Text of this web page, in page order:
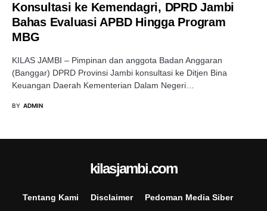
Konsultasi ke Kemendagri, DPRD Jambi
Bahas Evaluasi APBD Hingga Program
MBG
KILAS JAMBI – Pimpinan dan anggota Badan Anggaran
(Banggar) DPRD Provinsi Jambi konsultasi ke Ditjen Bina
Keuangan Daerah Kementerian Dalam Negeri…
BY ADMIN
kilasjambi.com
Tentang Kami Disclaimer
Pedoman Media Siber